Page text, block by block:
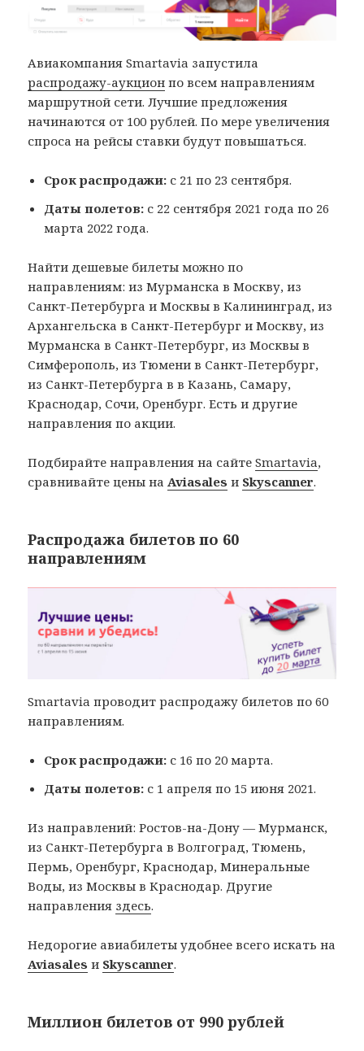
Авиакомпания Smartavia запустила
распродажу-аукцион по всем направлениям
маршрутной сети. Лучшие предложения
начинаются от 100 рублей. По мере увеличения
спроса на рейсы ставки будут повышаться.
Срок распродажи: с 21 по 23 сентября.
Даты полетов: с 22 сентября 2021 года по 26
марта 2022 года.
Найти дешевые билеты можно по
направлениям: из Мурманска в Москву, из
Санкт-Петербурга и Москвы в Калининград, из
Архангельска в Санкт-Петербург и Москву, из
Мурманска в Санкт-Петербург, из Москвы в
Симферополь, из Тюмени в Санкт-Петербург,
из Санкт-Петербурга в в Казань, Самару,
Краснодар, Сочи, Оренбург. Есть и другие
направления по акции.
Подбирайте направления на сайтеSmartavia,
сравнивайте цены на Aviasales и Skyscanner.
Распродажа билетов по 60
направлениям
Smartavia проводит распродажу билетов по 60
направлениям.
Срок распродажи: с 16 по 20 марта.
Даты полетов: с 1 апреля по 15 июня 2021.‌
Из направлений: Ростов-на-Дону — Мурманск,
из Санкт-Петербурга в Волгоград, Тюмень,
Пермь, Оренбург, Краснодар, Минеральные
Воды, из Москвы в Краснодар. Другие
направления здесь.
Недорогие авиабилеты удобнее всего искать на
Aviasales и Skyscanner.
Миллион билетов от 990 рублей